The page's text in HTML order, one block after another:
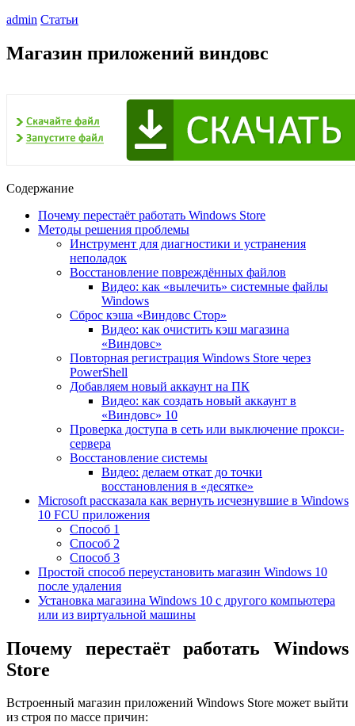
admin Статьи
Магазин приложений виндовс
Содержание
Почему перестаёт работать Windows Store
Методы решения проблемы
Инструмент для диагностики и устранения
неполадок
Восстановление повреждённых файлов
Видео: как «вылечить» системные файлы
Windows
Сброс кэша «Виндовс Стор»
Видео: как очистить кэш магазина
«Виндовс»
Повторная регистрация Windows Store через
PowerShell
Добавляем новый аккаунт на ПК
Видео: как создать новый аккаунт в
«Виндовс» 10
Проверка доступа в сеть или выключение прокси-
сервера
Восстановление системы
Видео: делаем откат до точки
восстановления в «десятке»
Microsoft рассказала как вернуть исчезнувшие в Windows
10 FCU приложения
Способ 1
Способ 2
Способ 3
Простой способ переустановить магазин Windows 10
после удаления
Установка магазина Windows 10 с другого компьютера
или из виртуальной машины
Почему перестаёт работать Windows
Store
Встроенный магазин приложений Windows Store может выйти
из строя по массе причин: